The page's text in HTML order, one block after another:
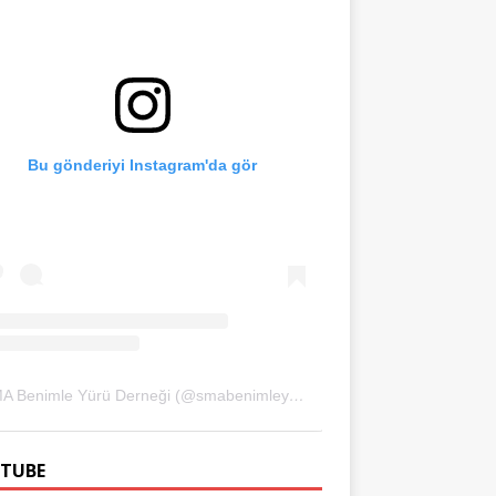
Bu gönderiyi Instagram'da gör
SMA Benimle Yürü Derneği (@smabenimleyuru)'in paylaştığı bir gönderi